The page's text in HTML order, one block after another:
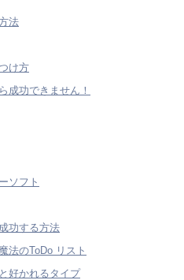
法
け方
成功できません！
ソフト
功する方法
法のToDo リスト
好かれるタイプ